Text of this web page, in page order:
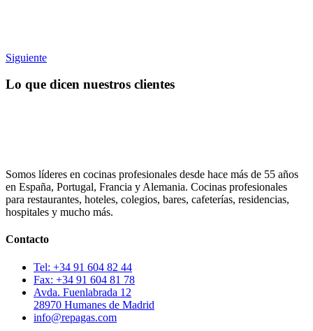
Siguiente
Lo que dicen nuestros clientes
Somos líderes en cocinas profesionales desde hace más de 55 años
en España, Portugal, Francia y Alemania. Cocinas profesionales
para restaurantes, hoteles, colegios, bares, cafeterías, residencias,
hospitales y mucho más.
Contacto
Tel: +34 91 604 82 44
Fax: +34 91 604 81 78
Avda. Fuenlabrada 12
28970 Humanes de Madrid
info@repagas.com